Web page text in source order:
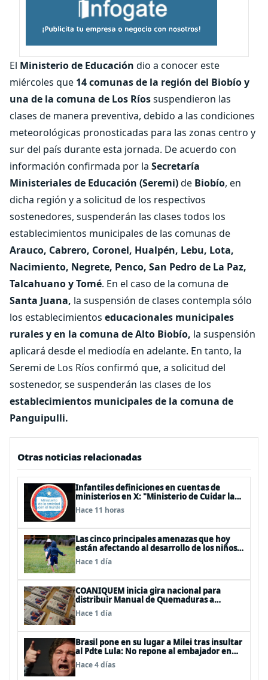
El Ministerio de Educación dio a conocer este
miércoles que 14 comunas de la región del Biobío y
una de la comuna de Los Ríossuspendieron las
clases de manera preventiva, debido a las condiciones
meteorológicas pronosticadas para las zonas centro y
sur del país durante esta jornada. De acuerdo con
información confirmada por la Secretaría
Ministeriales de Educación (Seremi)de Biobío, en
dicha región y a solicitud de los respectivos
sostenedores, suspenderán las clases todos los
establecimientos municipales de las comunas de
Arauco, Cabrero, Coronel, Hualpén, Lebu, Lota,
Nacimiento, Negrete, Penco, San Pedro de La Paz,
Talcahuano y Tomé. En el caso de la comuna de
Santa Juana, la suspensión de clases contempla sólo
los establecimientos educacionales municipales
rurales y en la comuna de Alto Biobío, la suspensión
aplicará desde el mediodía en adelante. En tanto, la
Seremi de Los Ríos confirmó que, a solicitud del
sostenedor, se suspenderán las clases de los
establecimientos municipales de la comuna de
Panguipulli.
Otras noticias relacionadas
Infantiles definiciones en cuentas de
ministerios en X: "Ministerio de Cuidar la
Plata", "Ministerio de la amistad..."
Hace 11 horas
Las cinco principales amenazas que hoy
están afectando al desarrollo de los niños
en Chile
Hace 1 día
COANIQUEM inicia gira nacional para
distribuir Manual de Quemaduras a
profesionales de la salud
Hace 1 día
Brasil pone en su lugar a Milei tras insultar
al Pdte Lula: No repone al embajador en
BBSS y rebaja la relación bilateral
Hace 4 días